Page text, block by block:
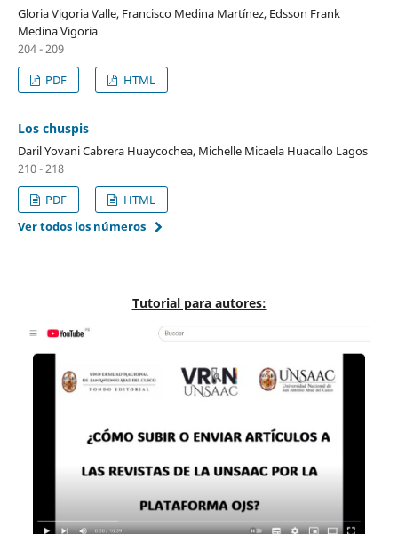
Gloria Vigoria Valle, Francisco Medina Martínez, Edsson Frank
Medina Vigoria
204 - 209
PDF
HTML
Los chuspis
Daril Yovani Cabrera Huaycochea, Michelle Micaela Huacallo Lagos
210 - 218
PDF
HTML
Ver todos los números
Tutorial para autores: